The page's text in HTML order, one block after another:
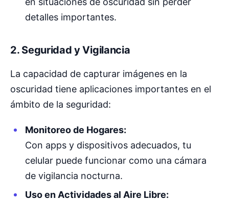
detalles importantes.
2. Seguridad y Vigilancia
La capacidad de capturar imágenes en la
oscuridad tiene aplicaciones importantes en el
ámbito de la seguridad:
Monitoreo de Hogares:
Con apps y dispositivos adecuados, tu
celular puede funcionar como una cámara
de vigilancia nocturna.
Uso en Actividades al Aire Libre: